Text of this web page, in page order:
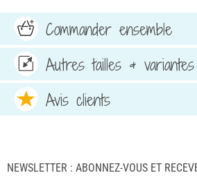
Commander ensemble
Autres tailles & variantes
Avis clients
NEWSLETTER : ABONNEZ-VOUS ET